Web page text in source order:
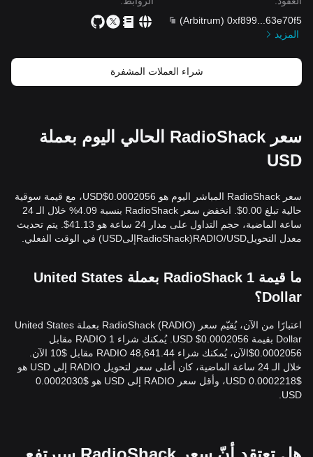
0xf899
63e70f5
(
Arbitrum
)
المزيد
شراء العملات المشفرة
سعر RadioShack الحالي اليوم بعملة
USD
سعر RadioShack المباشر اليوم هو 0.0002056$USD، مع قيمة سوقية
حالية تبلغ 0.00$. انخفض سعر RadioShack بنسبة 4.09% خلال الـ 24
ساعة الماضية، حجم التداول على مدار 24 ساعة هو 41.13$. يتم تحديث
معدل التحويلRADIO/USD(RadioShackإلىUSD) في الوقت الفعلي.
ما قيمة 1 RadioShack بعملة United States
Dollar؟
اعتبارًا من الآن، يُقيّم سعر RadioShack (RADIO) بعملة United States
Dollar بقيمة 0.0002056$ USD. يُمكنك شراء 1 RADIO مقابل
0.0002056$الآن، يُمكنك شراء 48,641.44 RADIO مقابل $10 الآن.
خلال الـ 24 ساعة الماضية، كان أعلى سعر لتحويل RADIO إلى USD هو
$0.0002218 USD، وأقل سعر RADIO إلى USD هو $0.0002030
USD.